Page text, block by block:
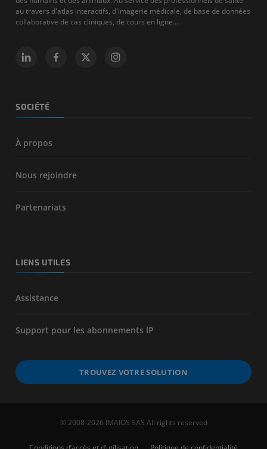
au travers d'atlas interactifs, d'imagerie médicale, de base de données
collaborative de cas cliniques, de cours en ligne...
SOCIÉTÉ
À propos
Nous rejoindre
Partenariats
LIENS UTILES
Assistance
Support pour les abonnements IP
TROUVEZ VOTRE SOLUTION
© 2008-2026 IMAIOS SAS All rights reserved